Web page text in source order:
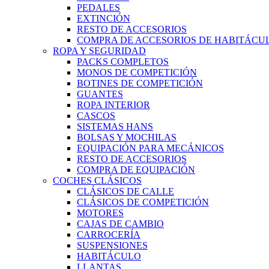
PEDALES
EXTINCIÓN
RESTO DE ACCESORIOS
COMPRA DE ACCESORIOS DE
ROPA Y SEGURIDAD
PACKS COMPLETOS
MONOS DE COMPETICIÓN
BOTINES DE COMPETICIÓN
GUANTES
ROPA INTERIOR
CASCOS
SISTEMAS HANS
BOLSAS Y MOCHILAS
EQUIPACIÓN PARA MECÁNICOS
RESTO DE ACCESORIOS
COMPRA DE EQUIPACIÓN
COCHES CLÁSICOS
CLÁSICOS DE CALLE
CLÁSICOS DE COMPETICIÓN
MOTORES
CAJAS DE CAMBIO
CARROCERÍA
SUSPENSIONES
HABITÁCULO
LLANTAS